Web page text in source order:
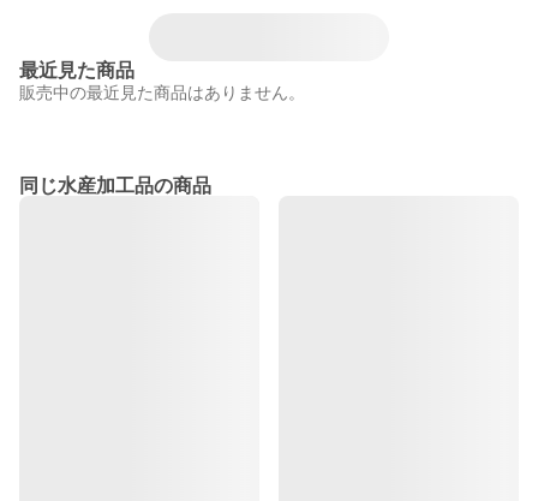
最近見た商品
販売中の最近見た商品はありません。
同じ水産加工品の商品